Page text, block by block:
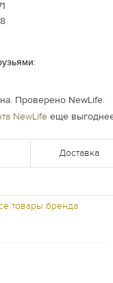
Проверено NewLife.
NewLifeеще
Доставка
товары бренда